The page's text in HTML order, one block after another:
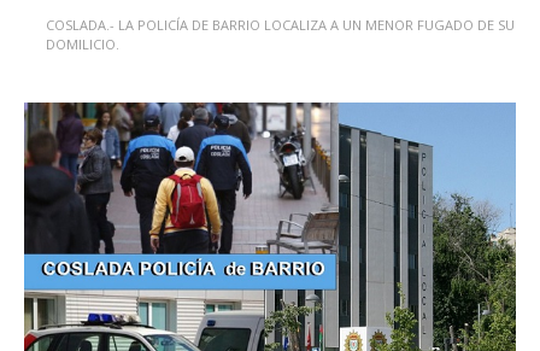
COSLADA.- LA POLICÍA DE BARRIO LOCALIZA A UN MENOR FUGADO DE SU
DOMILICIO.